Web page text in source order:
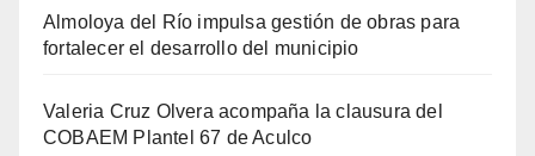
Almoloya del Río impulsa gestión de obras para
fortalecer el desarrollo del municipio
Valeria Cruz Olvera acompaña la clausura del
COBAEM Plantel 67 de Aculco